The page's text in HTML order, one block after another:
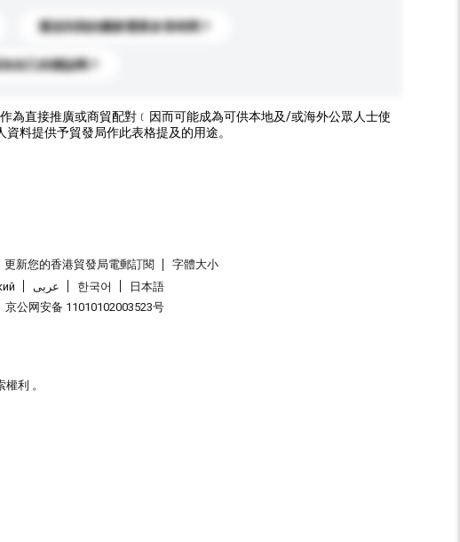
運送到我的國家需要多長時間？
自己的標誌嗎？
為直接推廣或商貿配對﹝因而可能成為可供本地及/或海外公眾人士使
料提供予貿發局作此表格提及的用途。
更新您的香港貿發局電郵訂閱
字體大小
عربى 한국어
日本語
京公网安备 11010102003523号
利 。